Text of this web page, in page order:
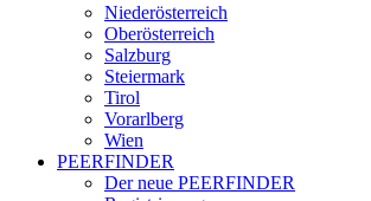
Niederösterreich
Oberösterreich
Salzburg
Steiermark
Tirol
Vorarlberg
Wien
PEERFINDER
Der neue PEERFINDER